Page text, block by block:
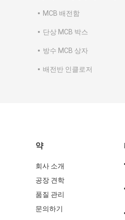
MCB 배전함
단상 MCB 박스
방수 MCB 상자
배전반 인클로저
약
회사 소개
공장 견학
품질 관리
문의하기